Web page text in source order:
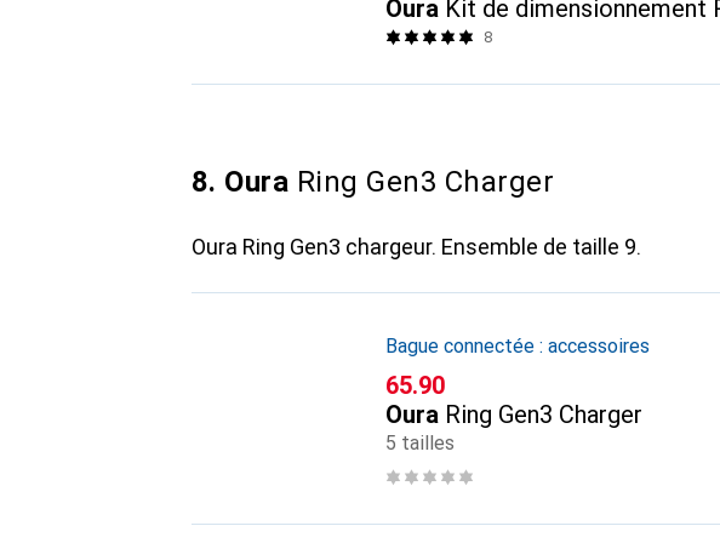
Oura Kit de dimensionnement
8
8. Oura Ring Gen3 Charger
Oura Ring Gen3 chargeur. Ensemble de taille 9.
Bague connectée : accessoires
CHF
65.90
Oura Ring Gen3 Charger
5 tailles